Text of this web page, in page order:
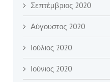
Σεπτέμβριος 2020
Αύγουστος 2020
Ιούλιος 2020
Ιούνιος 2020